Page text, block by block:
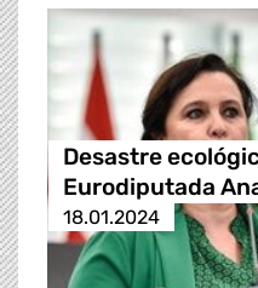
Desastre
Eurodiputada
18.01.2024